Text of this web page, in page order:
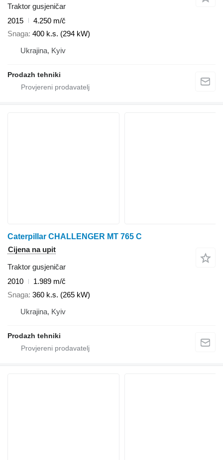
Traktor gusjeničar
2015
4.250 m/č
Snaga 400 k.s. (294 kW)
Ukrajina, Kyiv
Prodazh tehniki
Caterpillar CHALLENGER MT 765 C
Cijena na upit
Traktor gusjeničar
2010
1.989 m/č
Snaga 360 k.s. (265 kW)
Ukrajina, Kyiv
Prodazh tehniki